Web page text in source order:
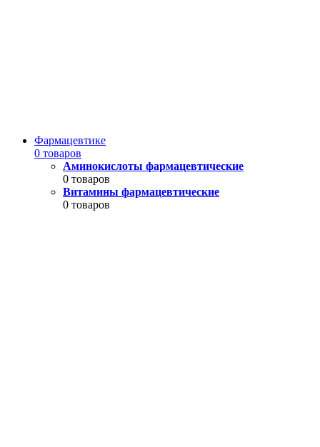
Фармацевтике
0 товаров
Аминокислоты фармацевтические
0 товаров
Витамины фармацевтические
0 товаров